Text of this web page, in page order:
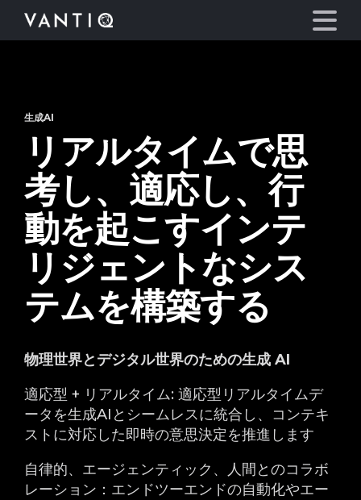
事業内容
パートナーシップ
お役立ち情報
会社情報
生成AI
リアルタイムで思
考し、適応し、行
動を起こすインテ
リジェントなシス
テムを構築する
物理世界とデジタル世界のための生成 AI
適応型 + リアルタイム: 適応型リアルタイムデ
ータを生成AIとシームレスに統合し、コンテキ
ストに対応した即時の意思決定を推進します
自律的、エージェンティック、人間とのコラボ
レーション：エンドツーエンドの自動化やエー